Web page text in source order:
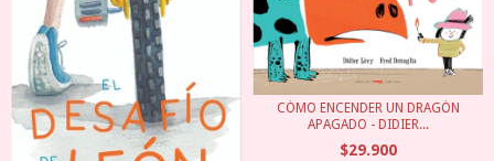
CÓMO ENCENDER UN DRAGÓN
APAGADO - DIDIER...
$29.900